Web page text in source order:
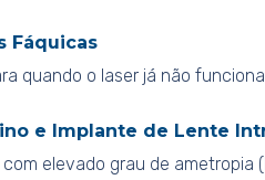
Fáquicas
quando o laser já não
e Implante de Lente
elevado grau de ametropia